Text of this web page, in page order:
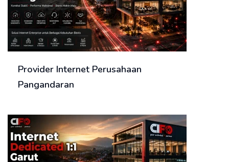
Provider Internet Perusahaan
Pangandaran